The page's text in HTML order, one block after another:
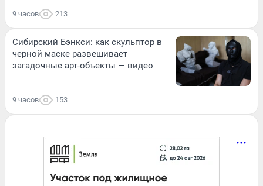
9 часов 213
Сибирский Бэнкси: как скульптор в
черной маске развешивает
загадочные арт-объекты — видео
9 часов 153